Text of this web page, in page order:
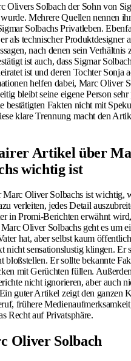
Olivers Solbach der Sohn von
Mehrere Quellen nennen
Solbachs Privatleben.
als technischer Produktdesigner
nach denen sein Verhältnis
ist auch, dass Sigmar
ist und deren Tochter Sonja
helfen dabei, Marc Oliver
bleibt seine eigene Person
bestätigten Fakten nicht mit
klare Trennung macht den
Artikel über
wichtig ist
Oliver Solbachs ist wichtig,
verleiten, jedes Detail
in Promi-Berichten erwähnt
Oliver Solbachs geht es um
hat, aber selbst kaum
nicht sensationslustig klingen. Er
bloßstellen. Er sollte bekannte
mit Gerüchten füllen.
nicht ignorieren, aber auch
guter Artikel zeigt den ganzen
frühere
Recht auf Privatsphäre.
Oliver Solbach